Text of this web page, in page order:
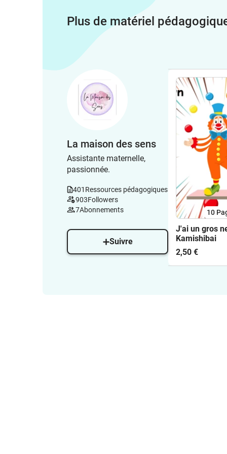
Plus de matériel
La maison des sens
Assistante maternelle,
passionnée.
401 Ressources pédagogiques
903Followers
7Abonnements
Suivre
10
J'ai un gros
Kamishibai
2,50 €